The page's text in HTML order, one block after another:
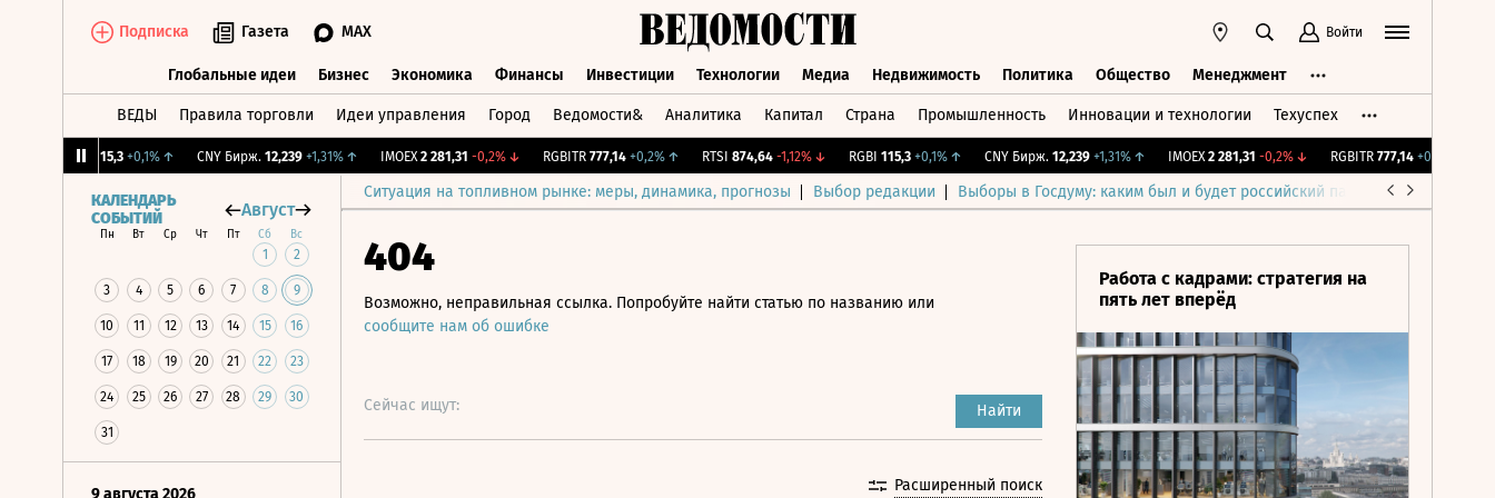
Подписка Газета MAX Войти
Глобальные идеи Бизнес Экономика Финансы Инвестиции Технологии Медиа Недвижимость Политика Общество Менеджмент
ВЕДЫ Правила торговли Идеи управления Город Ведомости& Аналитика Капитал Страна Промышленность Инновации и технологии Техуспех
115,3 +0,1% ↑ CNY Бирж. 12,239 +1,31%↑ IMOEX 2 281,31 -0,2%↓ RGBITR 777,14 +0,2%↑ RTSI 874,64 -1,12% ↓ RGBI 115,3 +0,1% ↑ CNY Бирж. 12,239 +1,31%↑ IMOEX 2 281,31 -0,2%↓ RGBITR 777,14 +0,2%
Ситуация на топливном рынке: меры, динамика, прогнозы Выбор редакции Выборы в Госдуму: каким был и будет российский парламент
КАЛЕНДАРЬ
СОБЫТИЙ
Август
Пн Вт Ср Чт Пт Сб Вс
1 2
3 4 5 6 7 8 9
10 11 12 13 14 15 16
17 18 19 20 21 22 23
24 25 26 27 28 29 30
31
9 августа 2026
404
Возможно, неправильная ссылка. Попробуйте найти статью по названию или
сообщите нам об ошибке
Сейчас ищут: Найти
Расширенный поиск
Работа с кадрами: стратегия на
пять лет вперёд